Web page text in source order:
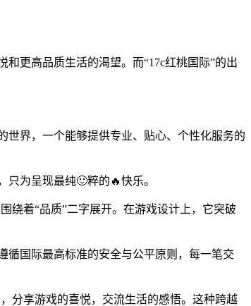
更高品质生活的渴望。而“17c红桃国际”的出
世界，一个能够提供专业、贴心、个性化服务的
为呈现最纯🙂粹的🔥快乐。
绕着“品质”二字展开。在游戏设计上，它突破
循国际最高标准的安全与公平原则，每一笔交
分享游戏的喜悦，交流生活的感悟。这种跨越